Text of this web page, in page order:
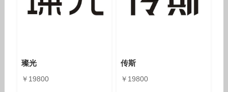
璨光
￥19800
传斯
￥19800